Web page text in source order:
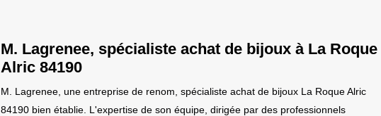
M. Lagrenee, spécialiste achat de bijoux à La Roque
Alric 84190
M. Lagrenee, une entreprise de renom, spécialiste achat de bijoux La Roque Alric
84190 bien établie. L'expertise de son équipe, dirigée par des professionnels